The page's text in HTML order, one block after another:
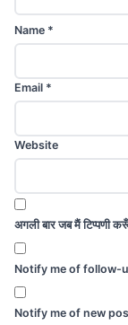
Name *
Email *
Website
अगली बार जब मैं टिप्पणी
Notify me of follow-
Notify me of new